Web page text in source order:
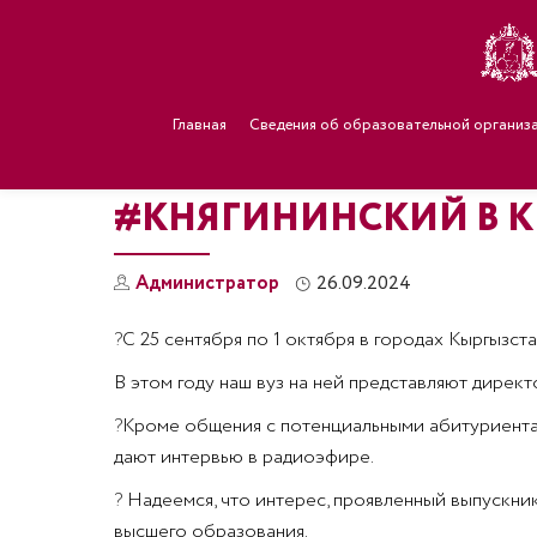
Главная Сведения об образовательной
#КНЯГИНИНСКИЙ В
Администратор 26.09.2024
?С 25 сентября по 1 октября в городах
В этом году наш вуз на ней представляют
?Кроме общения с потенциальными
дают интервью в радиоэфире.
?Надеемся, что интерес, проявленный